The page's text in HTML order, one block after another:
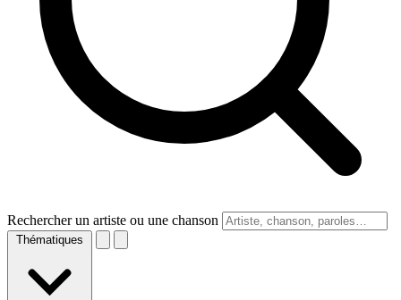
Rechercher un artiste ou une chanson
Thématiques